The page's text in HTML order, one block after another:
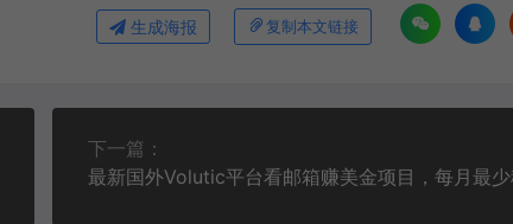
生成海报 复制本文链接
下一篇：